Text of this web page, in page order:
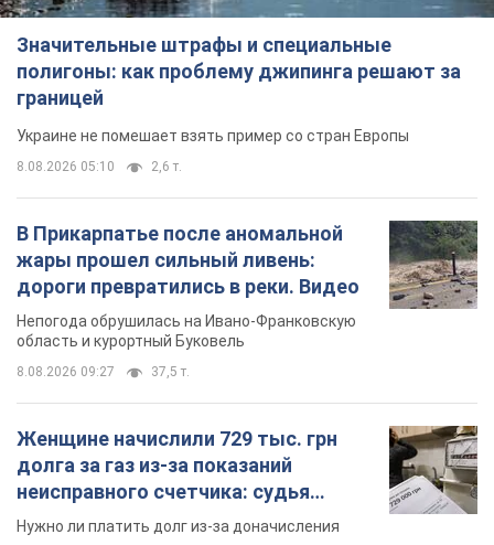
Значительные штрафы и специальные
полигоны: как проблему джипинга решают за
границей
Украине не помешает взять пример со стран Европы
8.08.2026 05:10 2,6 т.
В Прикарпатье после аномальной
жары прошел сильный ливень:
дороги превратились в реки. Видео
Непогода обрушилась на Ивано-Франковскую
область и курортный Буковель
8.08.2026 09:27 37,5 т.
Женщине начислили 729 тыс. грн
долга за газ из-за показаний
неисправного счетчика: судья
вынес неожиданное решение
Нужно ли платить долг из-за доначисления